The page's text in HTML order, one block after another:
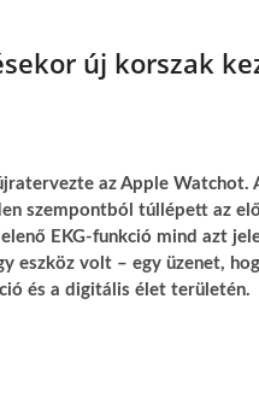
új korszak
az Apple Watchot.
szempontból túllépett az
EKG-funkció mind azt
eszköz volt – egy üzenet,
és a digitális élet területén.